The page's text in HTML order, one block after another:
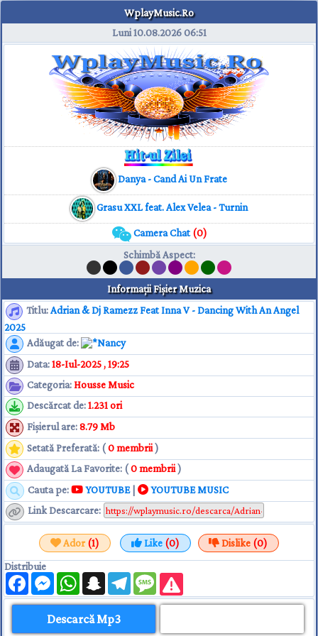
WplayMusic.Ro
Luni 10.08.202606:51
Danya - Cand Ai Un Frate
Grasu XXL feat. Alex Velea - Turnin
Camera Chat(0)
Schimbă Aspect:
Informaţii Fişier Muzica
Titlu:Adrian & Dj Ramezz Feat Inna V - Dancing With An Angel
2025
Adăugat de:
Nancy
Data:18-Iul-2025 , 19:25
Categoria:Housse Music
Descărcat de:1.231 ori
Fişierul are:8.79 Mb
Setată Preferată: (0 membrii )
Adaugată La Favorite: (0 membrii )
Cauta pe:
YOUTUBE|
YOUTUBE MUSIC
Link Descarcare:
Ador(1) Like (0) Dislike (0)
Distribuie
FacebookMessengerWhatsAppSnapchatTelegramMessage
Descarcă Mp3